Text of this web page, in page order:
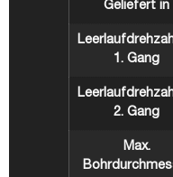
Geliefert in
1. Gang
2. Gang
Max.